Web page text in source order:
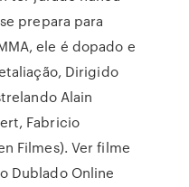
prepara para
ele é dopado e
Dirigido
Alain
Fabricio
Filmes). Ver filme
Dublado Online